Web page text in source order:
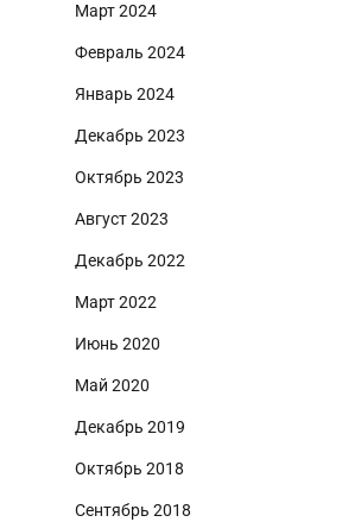
Март 2024
Февраль 2024
Январь 2024
Декабрь 2023
Октябрь 2023
Август 2023
Декабрь 2022
Март 2022
Июнь 2020
Май 2020
Декабрь 2019
Октябрь 2018
Сентябрь 2018